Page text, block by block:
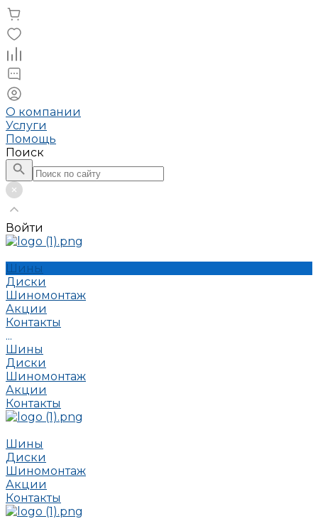
О компании
Услуги
Помощь
Поиск
Войти
Шины
Диски
Шиномонтаж
Акции
Контакты
...
Шины
Диски
Шиномонтаж
Акции
Контакты
Шины
Диски
Шиномонтаж
Акции
Контакты